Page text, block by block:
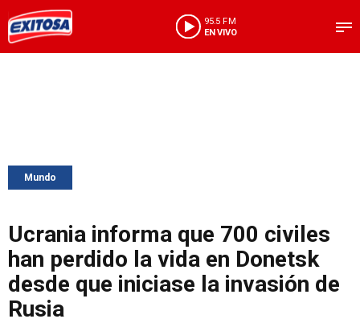
95.5 FM
EN VIVO
Mundo
Ucrania informa que 700 civiles
han perdido la vida en Donetsk
desde que iniciase la invasión de
Rusia